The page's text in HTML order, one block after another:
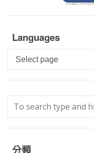
Languages
Languages
分類